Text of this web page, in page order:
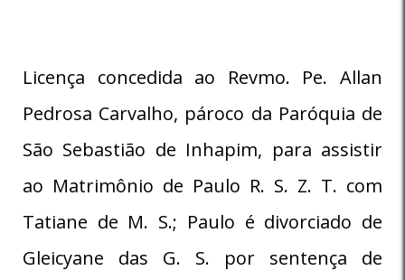
Licença concedida ao Revmo. Pe. Allan
Pedrosa Carvalho, pároco da Paróquia de
São Sebastião de Inhapim, para assistir
ao Matrimônio de Paulo R. S. Z. T. com
Tatiane de M. S.; Paulo é divorciado de
Gleicyane das G. S. por sentença de